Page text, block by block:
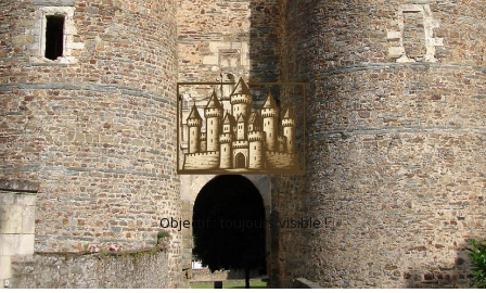
Objectif : toujours visible !